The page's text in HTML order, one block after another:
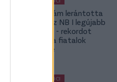
Szalai Ádám lerántotta
a leplet az NB I legújabb
számairól - rekordot
döntött a fiatalok
játékideje
MAGYAR FOCI